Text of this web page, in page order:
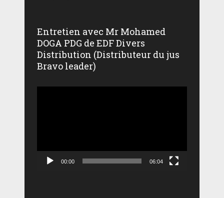
Entretien avec Mr Mohamed
DOGA PDG de EDF Divers
Distribution (Distributeur du jus
Bravo leader)
00:00 06:04